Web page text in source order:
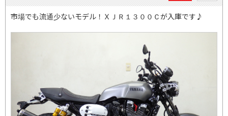
市場でも流通少ないモデル！ＸＪＲ１３００Ｃが入庫です♪